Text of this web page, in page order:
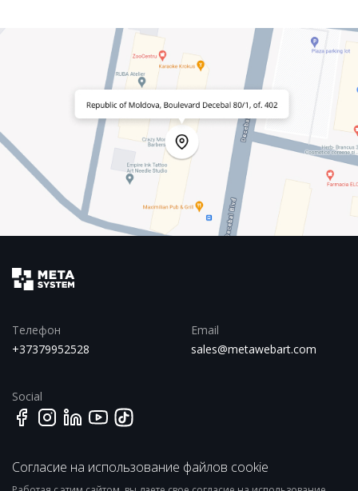
Телефон
+37379952528
Email
sales@metawebart.com
Social
Адрес
358 Kosciuszko st., Brooklyn,
Согласие на использование файлов cookie